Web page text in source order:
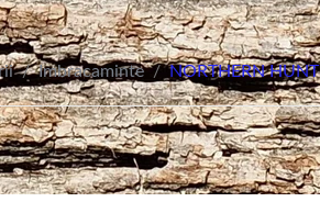
/ Imbracaminte / NORTHERN